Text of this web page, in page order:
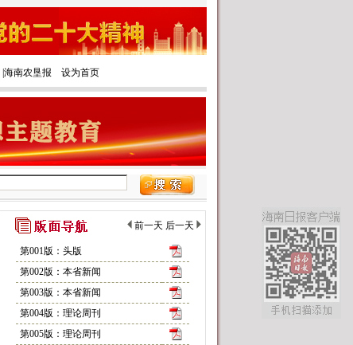
海南农垦报 设为首页
前一天 后一天
第001版：头版
第002版：本省新闻
第003版：本省新闻
第004版：理论周刊
第005版：理论周刊